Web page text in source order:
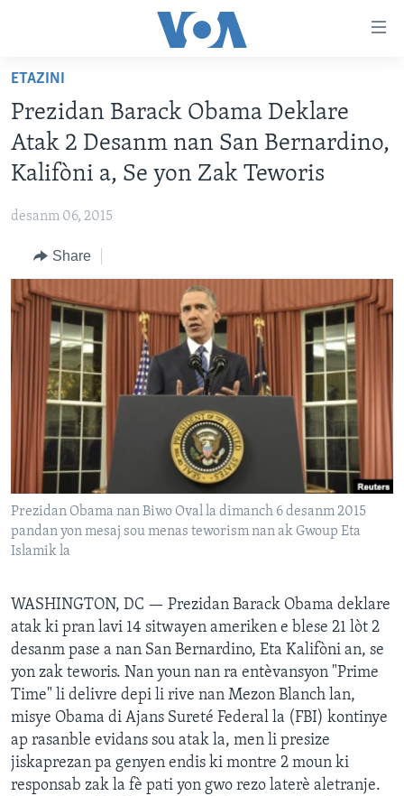
Skip
main
content
Skip
to
main
to
Search
LÈZETAZINI
AMERIK LATIN
VIDEO
FLASHPOINT IKRÈN
Learning English
SUIV NOU
Languages
ETAZINI
Prezidan Barack Obama Deklare
Atak 2 Desanm nan San Bernardino,
Kalifòni a, Se yon Zak Teworis
desanm 06, 2015
Share
Prezidan Obama nan Biwo Oval la dimanch 6 desanm 2015
pandan yon mesaj sou menas teworism nan ak Gwoup Eta
Islamik la
WASHINGTON, DC — Prezidan Barack Obama deklare
atak ki pran lavi 14 sitwayen ameriken e blese 21 lòt 2
desanm pase a nan San Bernardino, Eta Kalifòni an, se
yon zak teworis. Nan youn nan ra entèvansyon "Prime
Time" li delivre depi li rive nan Mezon Blanch lan,
misye Obama di Ajans Sureté Federal la (FBI) kontinye
ap rasanble evidans sou atak la, men li presize
jiskaprezan pa genyen endis ki montre 2 moun ki
responsab zak la fè pati yon gwo rezo laterè aletranje.